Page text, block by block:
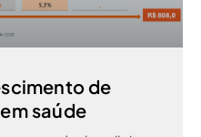
de
saúde